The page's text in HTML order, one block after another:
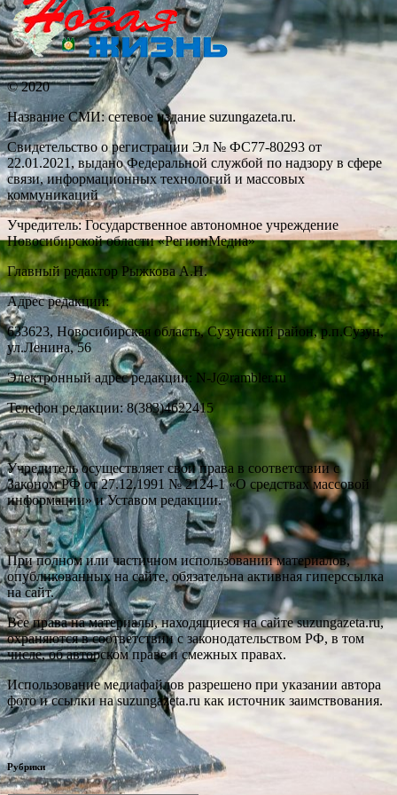
© 2020
Название СМИ: cетевое издание suzungazeta.ru.
Свидетельство о регистрации Эл № ФС77-80293 от
22.01.2021, выдано Федеральной службой по надзору в сфере
связи, информационных технологий и массовых
коммуникаций
Учредитель: Государственное автономное учреждение
Новосибирской области «РегионМедиа»
Главный редактор Рыжкова А.Н.
Адрес редакции:
633623, Новосибирская область, Сузунский район, р.п.Сузун,
ул.Ленина, 56
Электронный адрес редакции: N-J@rambler.ru
Телефон редакции: 8(383)4622415
Учредитель осуществляет свои права в соответствии с
Законом РФ от 27.12.1991 № 2124-1 «О средствах массовой
информации» и Уставом редакции.
При полном или частичном использовании материалов,
опубликованных на сайте, обязательна активная гиперссылка
на сайт.
Все права на материалы, находящиеся на сайте suzungazeta.ru,
охраняются в соответствии с законодательством РФ, в том
числе, об авторском праве и смежных правах.
Использование медиафайлов разрешено при указании автора
фото и ссылки на suzungazeta.ru как источник заимствования.
Рубрики